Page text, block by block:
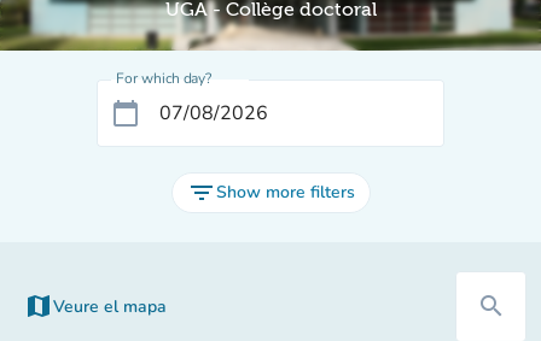
UGA - Collège doctoral
For which day?
calendar_today
filter_listShow more filters
map Veure el mapa search